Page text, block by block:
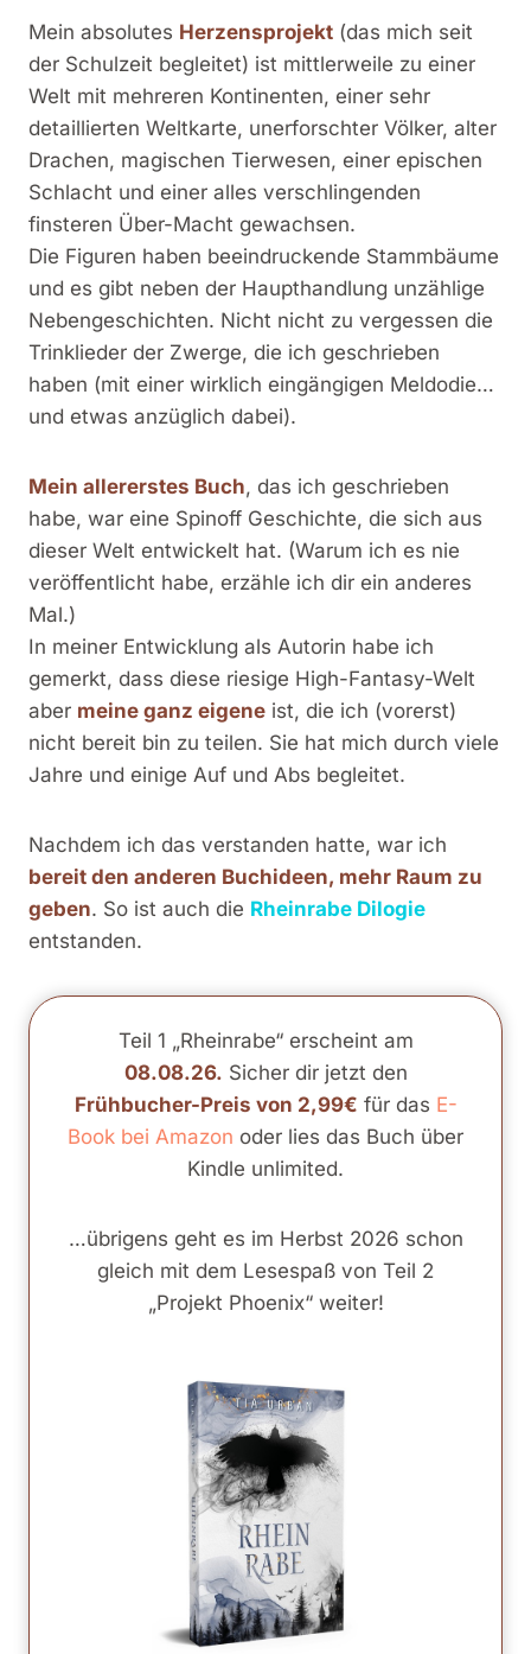
Mein absolutes Herzensprojekt (das mich seit
der Schulzeit begleitet) ist mittlerweile zu einer
Welt mit mehreren Kontinenten, einer sehr
detaillierten Weltkarte, unerforschter Völker, alter
Drachen, magischen Tierwesen, einer epischen
Schlacht und einer alles verschlingenden
finsteren Über-Macht gewachsen.
Die Figuren haben beeindruckende Stammbäume
und es gibt neben der Haupthandlung unzählige
Nebengeschichten. Nicht nicht zu vergessen die
Trinklieder der Zwerge, die ich geschrieben
haben (mit einer wirklich eingängigen Meldodie…
und etwas anzüglich dabei).
Mein allererstes Buch, das ich geschrieben
habe, war eine Spinoff Geschichte, die sich aus
dieser Welt entwickelt hat. (Warum ich es nie
veröffentlicht habe, erzähle ich dir ein anderes
Mal.)
In meiner Entwicklung als Autorin habe ich
gemerkt, dass diese riesige High-Fantasy-Welt
aber meine ganz eigene ist, die ich (vorerst)
nicht bereit bin zu teilen. Sie hat mich durch viele
Jahre und einige Auf und Abs begleitet.
Nachdem ich das verstanden hatte, war ich
bereit den anderen Buchideen, mehr Raum zu
geben. So ist auch die Rheinrabe Dilogie
entstanden.
Teil 1 „Rheinrabe“ erscheint am
08.08.26. Sicher dir jetzt den
Frühbucher-Preis von 2,99€ für das E-
Book bei Amazon oder lies das Buch über
Kindle unlimited.
…übrigens geht es im Herbst 2026 schon
gleich mit dem Lesespaß von Teil 2
„Projekt Phoenix“ weiter!